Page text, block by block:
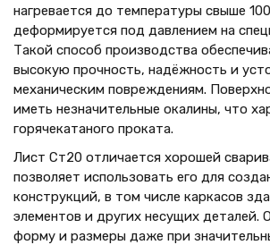
нагревается до температуры свыше
деформируется под давлением на
Такой способ производства
высокую прочность, надёжность и
механическим повреждениям.
иметь незначительные окалины, что
горячекатаного проката.
Лист Ст20 отличается хорошей
позволяет использовать его для
конструкций, в том числе каркасов
элементов и других несущих деталей.
форму и размеры даже при